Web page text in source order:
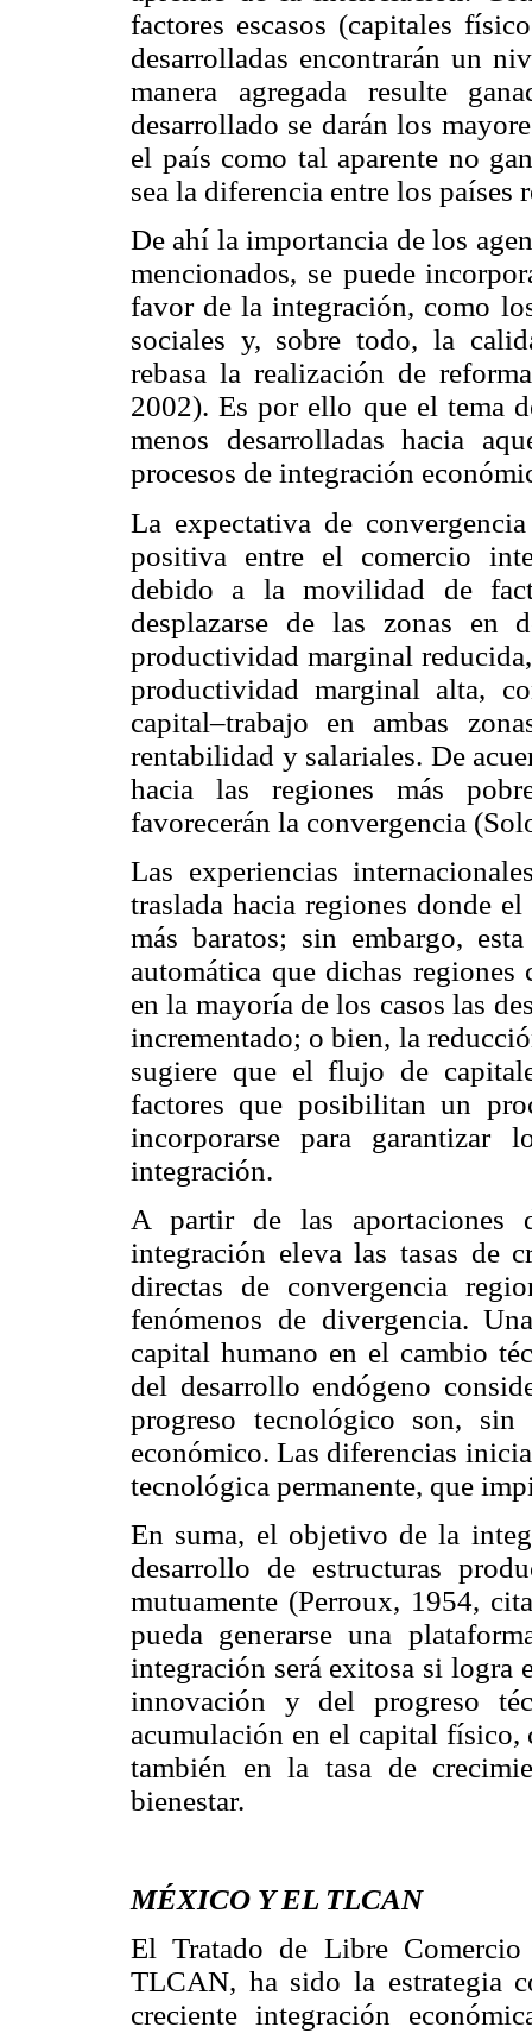
factores escasos (capitales
desarrolladas encontrarán un
manera agregada resulte
desarrollado se darán los
el país como tal aparente no
sea la diferencia entre los
De ahí la importancia de los
mencionados, se puede
favor de la integración, como
sociales y, sobre todo, la
rebasa la realización de
2002). Es por ello que el tema
menos desarrolladas hacia
procesos de integración
La expectativa de
positiva entre el comercio
debido a la movilidad de
desplazarse de las zonas en
productividad marginal
productividad marginal alta,
capital–trabajo en ambas
rentabilidad y salariales. De
hacia las regiones más
favorecerán la convergencia
Las experiencias
traslada hacia regiones donde
más baratos; sin embargo,
automática que dichas regiones
en la mayoría de los casos las
incrementado; o bien, la
sugiere que el flujo de
factores que posibilitan un
incorporarse para
integración.
A partir de las
integración eleva las tasas de
directas de convergencia
fenómenos de divergencia.
capital humano en el cambio
del desarrollo endógeno
progreso tecnológico son,
económico. Las diferencias
tecnológica permanente, que
En suma, el objetivo de la
desarrollo de estructuras
mutuamente (Perroux, 1954,
pueda generarse una
integración será exitosa si logra
innovación y del progreso
acumulación en el capital
también en la tasa de
bienestar.
MÉXICO Y EL TLCAN
El Tratado de Libre
TLCAN, ha sido la estrategia
creciente integración